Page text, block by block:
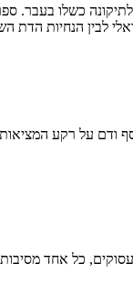
לתיקונה כשלו
לבין הנחיות הדת
ודם על רקע
רבות עסוקים, כל